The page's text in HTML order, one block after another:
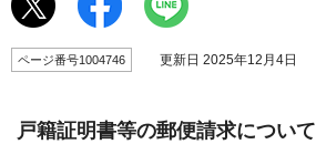
ページ番号1004746 更新日 2025年12月4日
戸籍証明書等の郵便請求について